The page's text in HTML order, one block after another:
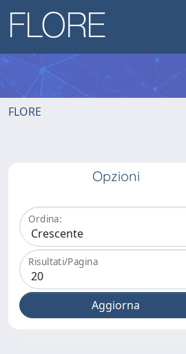
FLORE
Opzioni
Ordina:
Risultati/Pagina